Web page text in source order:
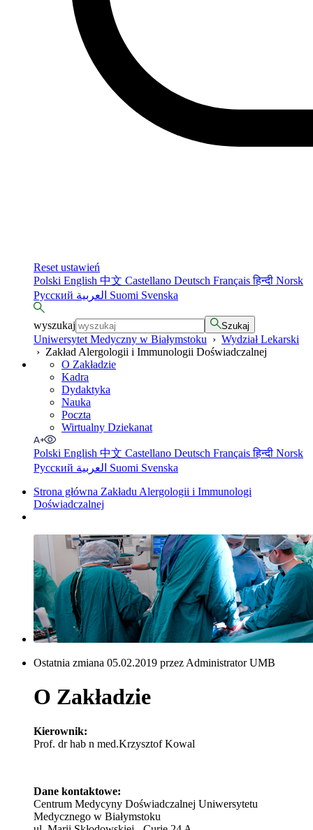
Reset ustawień
Polski English 中文 Castellano Deutsch Françaisहिन्दी Norsk
Русский
Suomi Svenska
wyszukaj Szukaj
Uniwersytet Medyczny w Białymstoku › Wydział Lekarski
› Zakład Alergologii i Immunologii Doświadczalnej
O Zakładzie
Kadra
Dydaktyka
Nauka
Poczta
Wirtualny Dziekanat
Polski English 中文 Castellano Deutsch Françaisहिन्दी Norsk
Русский
Suomi Svenska
Strona główna Zakładu Alergologii i Immunologi
Doświadczalnej
Ostatnia zmiana 05.02.2019 przez Administrator UMB
O Zakładzie
Kierownik:
Prof. dr hab n med.Krzysztof Kowal
Dane kontaktowe:
Centrum Medycyny Doświadczalnej Uniwersytetu
Medycznego w Białymstoku